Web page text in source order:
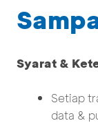
Syarat &
Setiap
data &